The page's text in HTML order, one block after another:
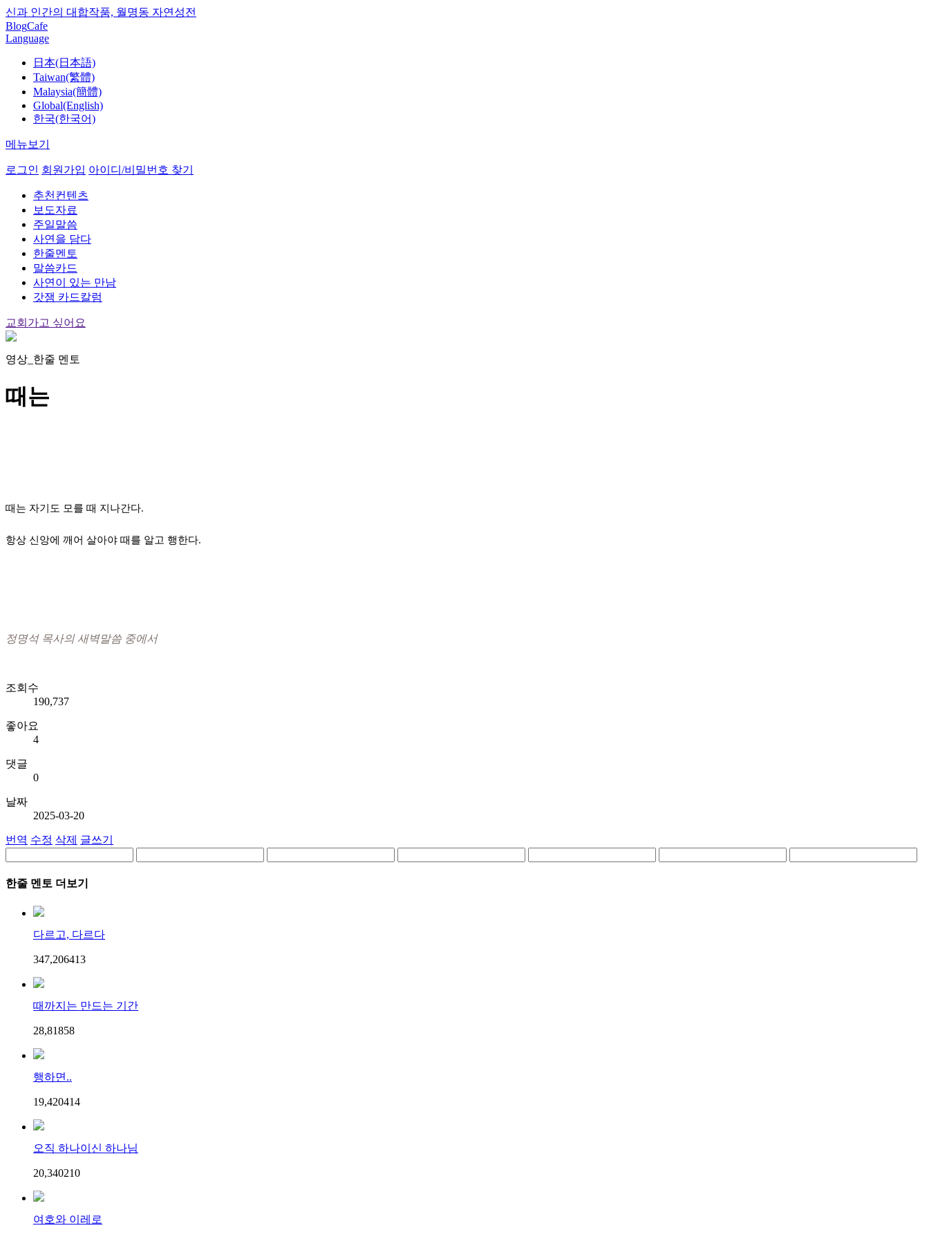
신과 인간의 대합작품, 월명동 자연성전
BlogCafe
Language
日本(日本語)
Taiwan(繁體)
Malaysia(簡體)
Global(English)
한국(한국어)
메뉴보기
로그인 회원가입 아이디/비밀번호 찾기
추천컨텐츠
보도자료
주일말씀
사연을 담다
한줄멘토
말씀카드
사연이 있는 만남
갓잼 카드칼럼
교회가고 싶어요
영상_한줄 멘토
때는
때는 자기도 모를 때 지나간다.
항상 신앙에 깨어 살아야 때를 알고 행한다.
정명석 목사의 새벽말씀 중에서
조회수
190,737
좋아요
4
댓글
0
날짜
2025-03-20
번역 수정 삭제 글쓰기
한줄 멘토 더보기
다르고, 다르다
347,206413
때까지는 만드는 기간
28,81858
행하면..
19,420414
오직 하나이신 하나님
20,340210
여호와 이레로